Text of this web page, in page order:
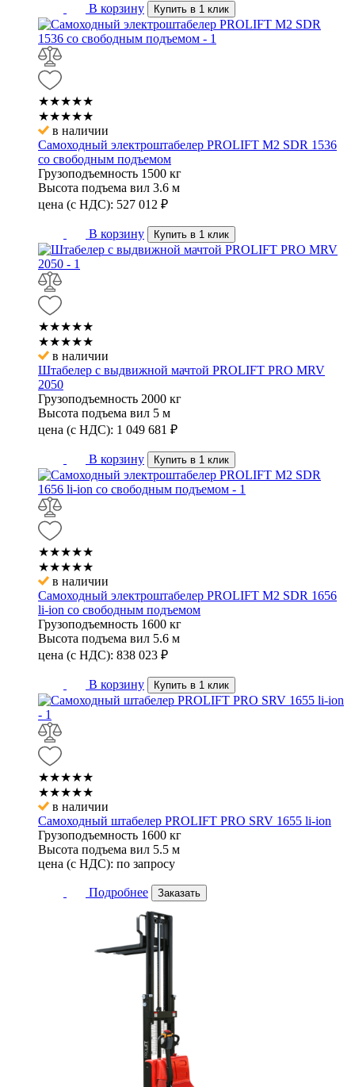
В корзину Купить в 1 клик
★★★★★
★★★★★
в наличии
Самоходный электроштабелер PROLIFT M2 SDR 1536
со свободным подъемом
Грузоподъемность 1500 кг
Высота подъема вил 3.6 м
цена (с НДС): 527 012 ₽
В корзину Купить в 1 клик
★★★★★
★★★★★
в наличии
Штабелер с выдвижной мачтой PROLIFT PRO MRV
2050
Грузоподъемность 2000 кг
Высота подъема вил 5 м
цена (с НДС): 1 049 681 ₽
В корзину Купить в 1 клик
★★★★★
★★★★★
в наличии
Самоходный электроштабелер PROLIFT M2 SDR 1656
li-ion со свободным подъемом
Грузоподъемность 1600 кг
Высота подъема вил 5.6 м
цена (с НДС): 838 023 ₽
В корзину Купить в 1 клик
★★★★★
★★★★★
в наличии
Самоходный штабелер PROLIFT PRO SRV 1655 li-ion
Грузоподъемность 1600 кг
Высота подъема вил 5.5 м
цена (с НДС): по запросу
Подробнее Заказать